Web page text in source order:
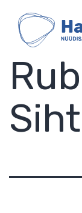
content